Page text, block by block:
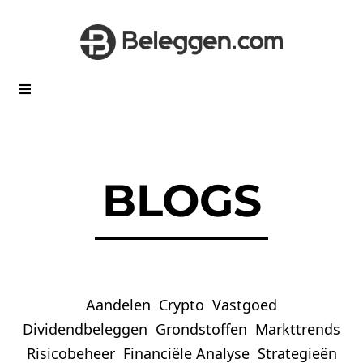
BLOGS
Aandelen Crypto Vastgoed
Dividendbeleggen Grondstoffen Markttrends
Risicobeheer Financiële Analyse Strategieën